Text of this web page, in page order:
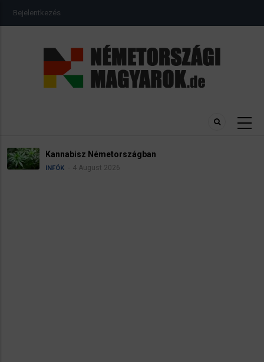
USER
ACCOUNT
Bejelentkezés
Kannabisz Németországban
INFÓK 4 August 2026